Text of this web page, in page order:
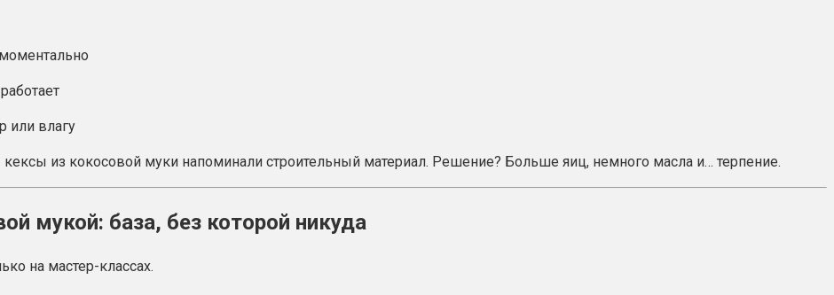
или влагу
из кокосовой муки напоминали строительный материал. Решение? Больше яиц, немного масла и… терпение.
мукой: база, без которой никуда
на мастер-классах.